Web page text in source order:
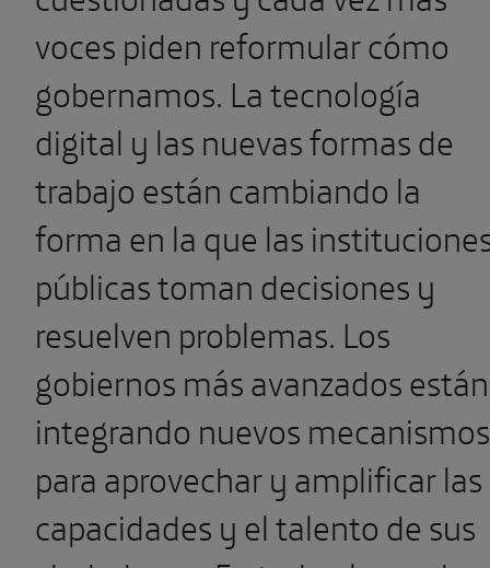
voces piden reformular cómo
gobernamos. La tecnología
digital y las nuevas formas de
trabajo están cambiando la
forma en la que las
públicas toman decisiones y
resuelven problemas. Los
gobiernos más avanzados están
integrando nuevos mecanismos
para aprovechar y amplificar las
capacidades y el talento de sus